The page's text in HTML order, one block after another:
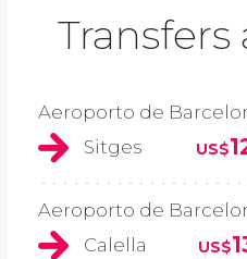
Aeroporto de
Sitges
US$
Aeroporto de
Calella
US$